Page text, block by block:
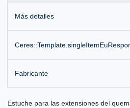
Más detalles
Fabricante
Estuche para las extensiones del